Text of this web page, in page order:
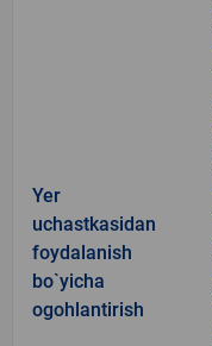
Yer
uchastkasidan
foydalanish
bo`yicha
ogohlantirish